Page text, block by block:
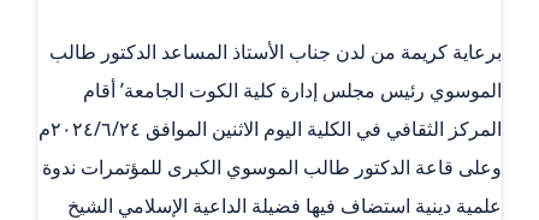
برعاية كريمة من لدن جناب الأستاذ المساعد الدكتور طالب
الموسوي رئيس مجلس إدارة كلية الكوت الجامعة’ أقام
المركز الثقافي في الكلية اليوم الاثنين الموافق ٢٠٢٤/٦/٢٤م
وعلى قاعة الدكتور طالب الموسوي الكبرى للمؤتمرات ندوة
علمية دينية استضاف فيها فضيلة الداعية الإسلامي الشيخ